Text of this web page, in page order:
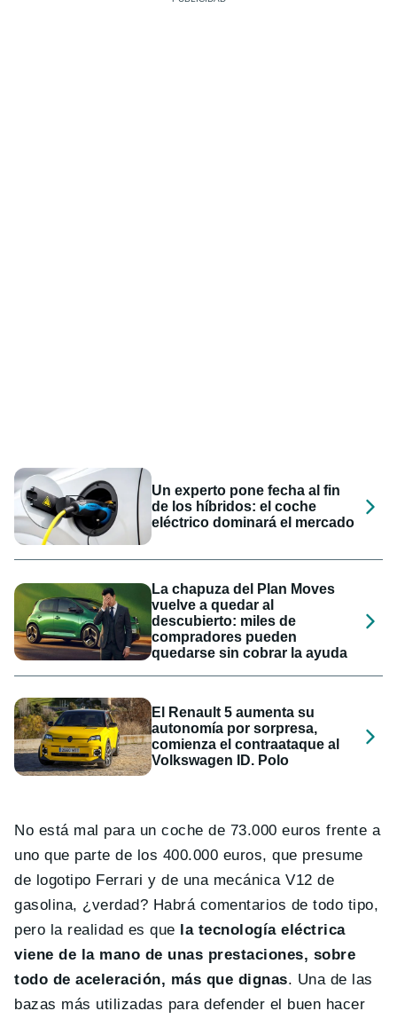
Un experto pone fecha al fin
de los híbridos: el coche
eléctrico dominará el mercado
La chapuza del Plan Moves
vuelve a quedar al
descubierto: miles de
compradores pueden
quedarse sin cobrar la ayuda
El Renault 5 aumenta su
autonomía por sorpresa,
comienza el contraataque al
Volkswagen ID. Polo
No está mal para un coche de 73.000 euros frente a
uno que parte de los 400.000 euros, que presume
de logotipo Ferrari y de una mecánica V12 de
gasolina, ¿verdad? Habrá comentarios de todo tipo,
pero la realidad es que la tecnología eléctrica
viene de la mano de unas prestaciones, sobre
todo de aceleración, más que dignas. Una de las
bazas más utilizadas para defender el buen hacer